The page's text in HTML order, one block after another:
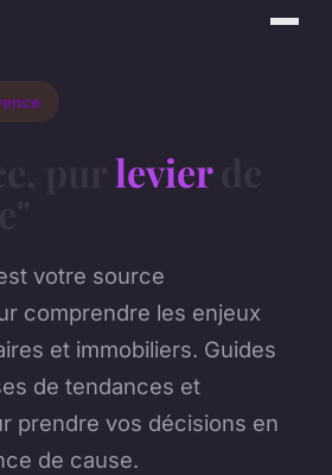
levierde
votre source
comprendre les enjeux
et immobiliers. Guides
de tendances et
prendre vos décisions en
de cause.